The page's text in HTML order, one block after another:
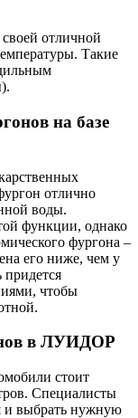
отличной
Такие
на базе
отлично
воды.
функции, однако
фургона –
его ниже, чем у
чтобы
в ЛУИДОР
стоит
Специалисты
и выбрать нужную